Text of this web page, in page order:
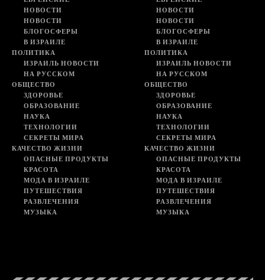
НОВОСТИ
НОВОСТИ
БЛОГОСФЕРЫ
В ИЗРАИЛЕ
ПОЛИТИКА
ИЗРАИЛЬ НОВОСТИ
НА РУССКОМ
ОБЩЕСТВО
ЗДОРОВЬЕ
ОБРАЗОВАНИЕ
НАУКА
ТЕХНОЛОГИИ
СЕКРЕТЫ МИРА
КАЧЕСТВО ЖИЗНИ
ОПАСНЫЕ ПРОДУКТЫ
КРАСОТА
МОДА В ИЗРАИЛЕ
ПУТЕШЕСТВИЯ
РАЗВЛЕЧЕНИЯ
МУЗЫКА
НОВОСТИ
НОВОСТИ
БЛОГОСФЕРЫ
В ИЗРАИЛЕ
ПОЛИТИКА
ИЗРАИЛЬ НОВОСТИ
НА РУССКОМ
ОБЩЕСТВО
ЗДОРОВЬЕ
ОБРАЗОВАНИЕ
НАУКА
ТЕХНОЛОГИИ
СЕКРЕТЫ МИРА
КАЧЕСТВО ЖИЗНИ
ОПАСНЫЕ ПРОДУКТЫ
КРАСОТА
МОДА В ИЗРАИЛЕ
ПУТЕШЕСТВИЯ
РАЗВЛЕЧЕНИЯ
МУЗЫКА